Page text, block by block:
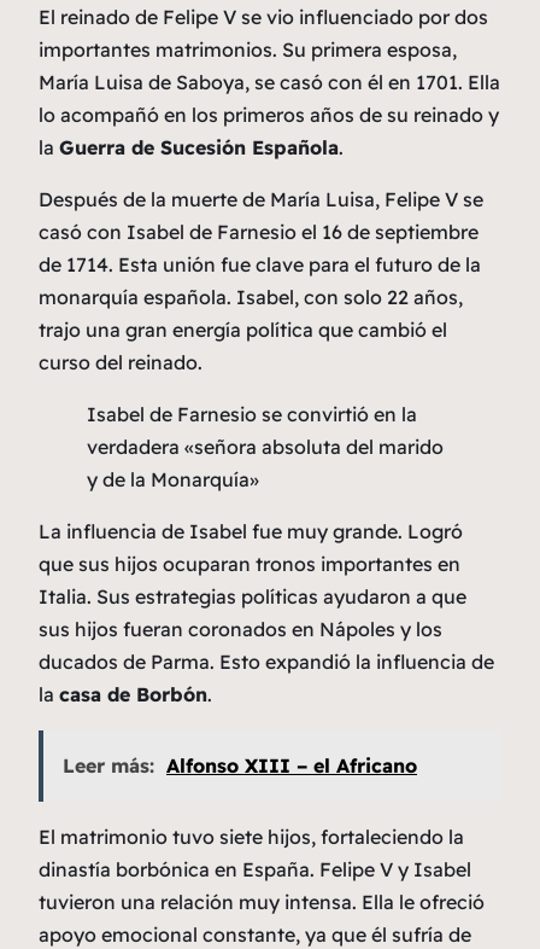
El reinado de Felipe V se vio influenciado por dos
importantes matrimonios. Su primera esposa,
María Luisa de Saboya, se casó con él en 1701. Ella
lo acompañó en los primeros años de su reinado y
la Guerra de Sucesión Española.
Después de la muerte de María Luisa, Felipe V se
casó con Isabel de Farnesio el 16 de septiembre
de 1714. Esta unión fue clave para el futuro de la
monarquía española. Isabel, con solo 22 años,
trajo una gran energía política que cambió el
curso del reinado.
Isabel de Farnesio se convirtió en la
verdadera «señora absoluta del marido
y de la Monarquía»
La influencia de Isabel fue muy grande. Logró
que sus hijos ocuparan tronos importantes en
Italia. Sus estrategias políticas ayudaron a que
sus hijos fueran coronados en Nápoles y los
ducados de Parma. Esto expandió la influencia de
la casa de Borbón.
Leer más: Alfonso XIII – el Africano
El matrimonio tuvo siete hijos, fortaleciendo la
dinastía borbónica en España. Felipe V y Isabel
tuvieron una relación muy intensa. Ella le ofreció
apoyo emocional constante, ya que él sufría de